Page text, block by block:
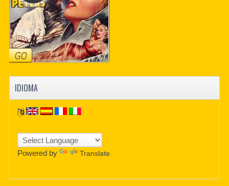
IDIOMA
Powered by Translate